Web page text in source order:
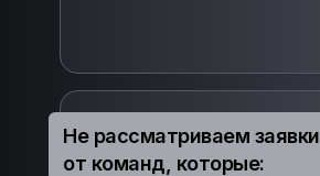
Не рассматриваем заявки
от команд, которые: